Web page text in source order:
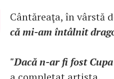
Cântăreaţa, în vârstă
că mi-am întâlnit
"Dacă n-ar fi fost